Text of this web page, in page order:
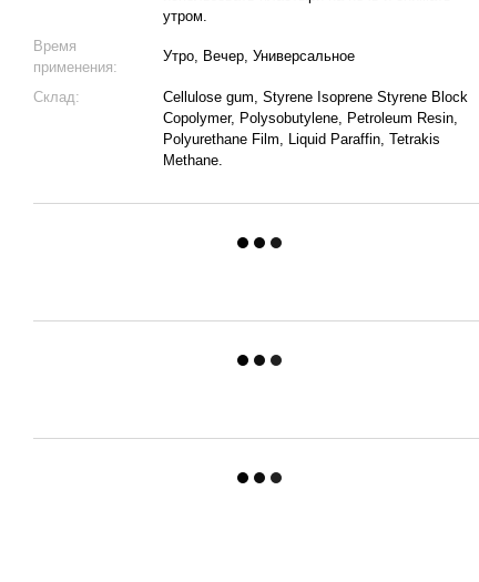
утром.
Время
применения:
Утро, Вечер, Универсальное
Склад:
Cellulose gum, Styrene Isoprene Styrene Block
Copolymer, Polysobutylene, Petroleum Resin,
Polyurethane Film, Liquid Paraffin, Tetrakis
Methane.